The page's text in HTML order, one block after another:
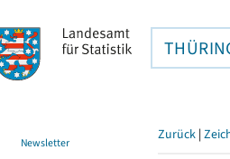
Newsletter Zurück |